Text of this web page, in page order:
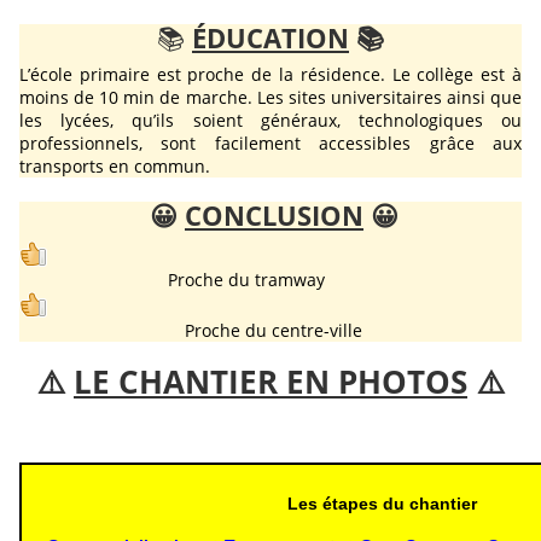
📚 ÉDUCATION 📚
L’école primaire est proche de la résidence. Le collège est à
moins de 10 min de marche. Les sites universitaires ainsi que
les lycées, qu’ils soient généraux, technologiques ou
professionnels, sont facilement accessibles grâce aux
transports en commun.
😀 CONCLUSION 😀
Proche du tramway
Proche du centre-ville
⚠️ LE CHANTIER EN PHOTOS ⚠️
Les étapes du chantier